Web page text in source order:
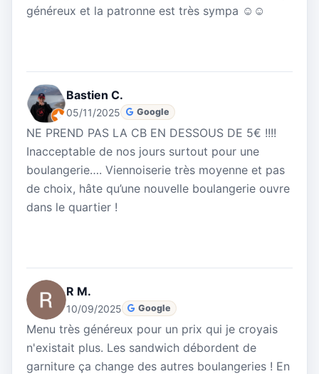
généreux et la patronne est très sympa ☺️☺️
Bastien C.
05/11/2025 Google
NE PREND PAS LA CB EN DESSOUS DE 5€ !!!!
Inacceptable de nos jours surtout pour une
boulangerie…. Viennoiserie très moyenne et pas
de choix, hâte qu’une nouvelle boulangerie ouvre
dans le quartier !
R M.
10/09/2025 Google
Menu très généreux pour un prix qui je croyais
n'existait plus. Les sandwich débordent de
garniture ça change des autres boulangeries ! En